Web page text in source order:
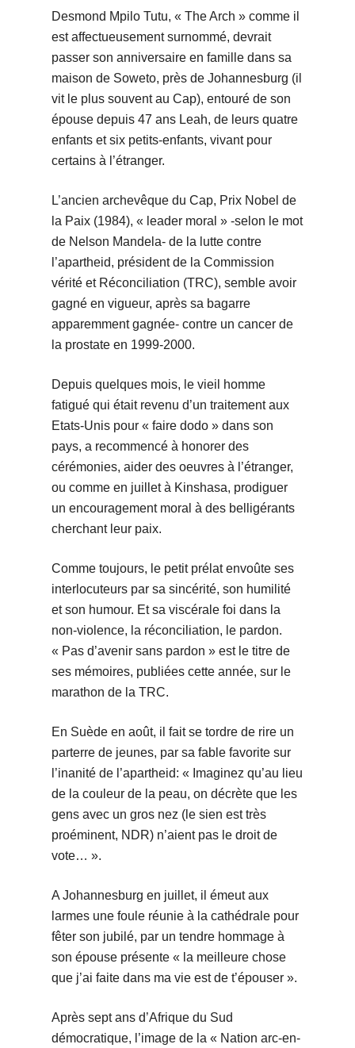
Desmond Mpilo Tutu, « The Arch » comme il
est affectueusement surnommé, devrait
passer son anniversaire en famille dans sa
maison de Soweto, près de Johannesburg (il
vit le plus souvent au Cap), entouré de son
épouse depuis 47 ans Leah, de leurs quatre
enfants et six petits-enfants, vivant pour
certains à l’étranger.
L’ancien archevêque du Cap, Prix Nobel de
la Paix (1984), « leader moral » -selon le mot
de Nelson Mandela- de la lutte contre
l’apartheid, président de la Commission
vérité et Réconciliation (TRC), semble avoir
gagné en vigueur, après sa bagarre
apparemment gagnée- contre un cancer de
la prostate en 1999-2000.
Depuis quelques mois, le vieil homme
fatigué qui était revenu d’un traitement aux
Etats-Unis pour « faire dodo » dans son
pays, a recommencé à honorer des
cérémonies, aider des oeuvres à l’étranger,
ou comme en juillet à Kinshasa, prodiguer
un encouragement moral à des belligérants
cherchant leur paix.
Comme toujours, le petit prélat envoûte ses
interlocuteurs par sa sincérité, son humilité
et son humour. Et sa viscérale foi dans la
non-violence, la réconciliation, le pardon.
« Pas d’avenir sans pardon » est le titre de
ses mémoires, publiées cette année, sur le
marathon de la TRC.
En Suède en août, il fait se tordre de rire un
parterre de jeunes, par sa fable favorite sur
l’inanité de l’apartheid: « Imaginez qu’au lieu
de la couleur de la peau, on décrète que les
gens avec un gros nez (le sien est très
proéminent, NDR) n’aient pas le droit de
vote… ».
A Johannesburg en juillet, il émeut aux
larmes une foule réunie à la cathédrale pour
fêter son jubilé, par un tendre hommage à
son épouse présente « la meilleure chose
que j’ai faite dans ma vie est de t’épouser ».
Après sept ans d’Afrique du Sud
démocratique, l’image de la « Nation arc-en-